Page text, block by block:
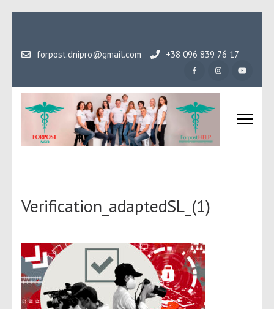
вмісту
Enter)
forpost.dnipro@gmail.com +38 096 839 76 17
Verification_adaptedSL_(1)